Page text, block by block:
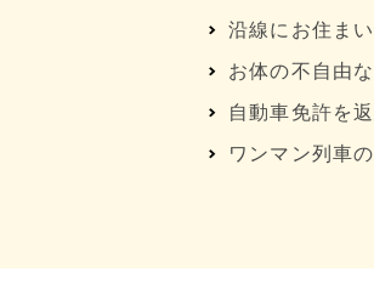
沿線にお住ま
お体の不自由
自動車免許を
ワンマン列車